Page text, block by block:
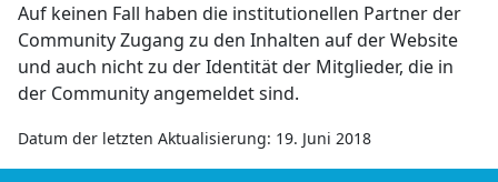
Auf keinen Fall haben die institutionellen Partner der
Community Zugang zu den Inhalten auf der Website
und auch nicht zu der Identität der Mitglieder, die in
der Community angemeldet sind.
Datum der letzten Aktualisierung: 19. Juni 2018